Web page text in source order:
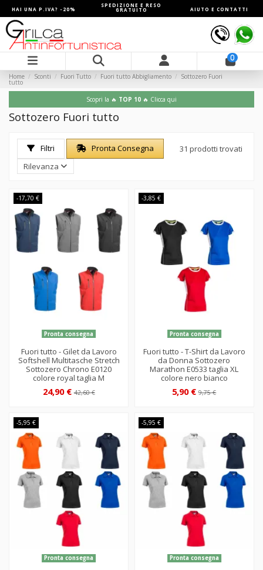
HAI UNA P.IVA? -20%
SPEDIZIONE E RESO
GRATUITO AIUTO E CONTATTI
0
Home Sconti Fuori Tutto Fuori tutto Abbigliamento Sottozero Fuori
tutto
Scopri la 🔥 TOP 10 🔥 Clicca qui
Sottozero Fuori tutto
Filtri Pronta Consegna
31 prodotti trovati
Rilevanza
-17,70 €
Pronta consegna
Fuori tutto - Gilet da Lavoro
Softshell Multitasche Stretch
Sottozero Chrono E0120
colore royal taglia M
24,90 €42,60 €
-3,85 €
Pronta consegna
Fuori tutto - T-Shirt da Lavoro
da Donna Sottozero
Marathon E0533 taglia XL
colore nero bianco
5,90 €9,75 €
-5,95 €
Pronta consegna
-5,95 €
Pronta consegna